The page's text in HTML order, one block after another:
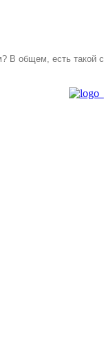
В общем, есть